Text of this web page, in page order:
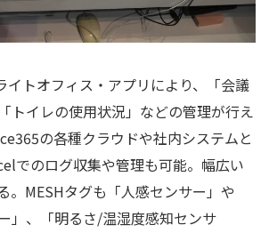
イトオフィス・アプリにより、「会議
トイレの使用状況」などの管理が行え
の各種クラウドや社内システムと
でのログ収集や管理も可能。幅広い
。MESHタグも「人感センサー」や
」、「明るさ/温湿度感知センサ